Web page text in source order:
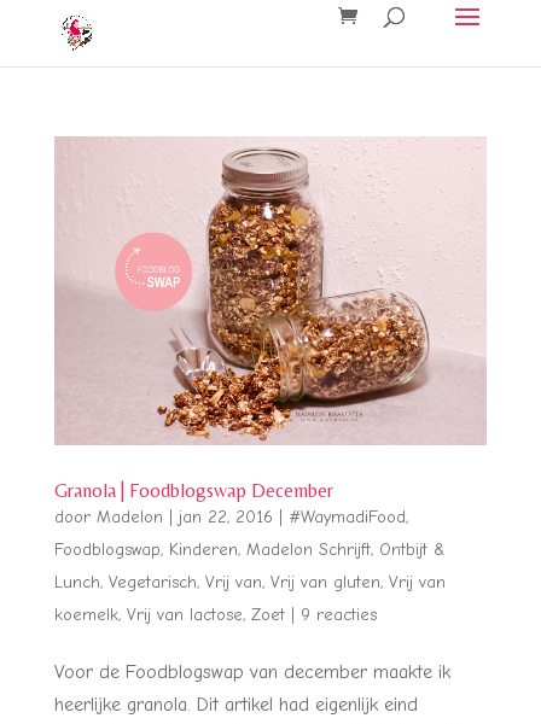
Granola | Foodblogswap December
door Madelon jan 22, 2016 #WaymadiFood,
Foodblogswap, Kinderen, Madelon Schrijft, Ontbijt &
Lunch, Vegetarisch, Vrij van, Vrij van gluten, Vrij van
koemelk, Vrij van lactose, Zoet| 9 reacties
Voor de Foodblogswap van december maakte ik
heerlijke granola. Dit artikel had eigenlijk eind